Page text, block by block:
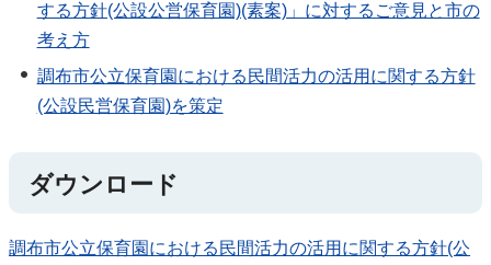
する方針(公設公営保育園)(素案)」に対するご意見と市の
考え方
調布市公立保育園における民間活力の活用に関する方針
(公設民営保育園)を策定
ダウンロード
調布市公立保育園における民間活力の活用に関する方針(公